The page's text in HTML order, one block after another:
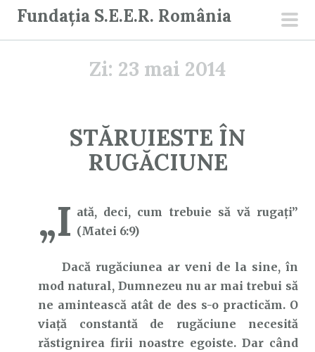
Fundația S.E.E.R. România
Zi: 23 mai 2014
STĂRUIESTE ÎN
RUGĂCIUNE
„I ată, deci, cum trebuie să vă rugaţi”
(Matei 6:9)
Dacă rugăciunea ar veni de la sine, în
mod natural, Dumnezeu nu ar mai trebui să
ne amintească atât de des s-o practicăm. O
viață constantă de rugăciune necesită
răstignirea firii noastre egoiste. Dar când